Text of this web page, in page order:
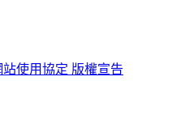
站使用協定 版權宣告